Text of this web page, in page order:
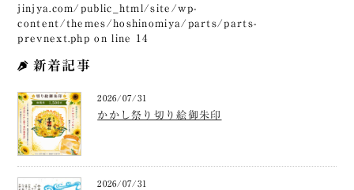
jinjya.com/public_html/site/wp-
content/themes/hoshinomiya/parts/parts-
prevnext.php on line 14
新着記事
2026/07/31
かかし祭り切り絵御朱印
2026/07/31